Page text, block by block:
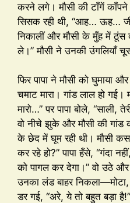
करने लगे। मौसी की टाँगें काँपने
सिसक रही थी, “आह… ऊह…
निकालीं और मौसी के मुँह में ठूंस
ले।” मौसी ने उनकी उंगलियाँ
फिर पापा ने मौसी को घुमाया
चमाट मारा। गांड लाल हो
मारो…” पर पापा बोले, “साली,
वो नीचे झुके और मौसी की
के छेद में घूम रही थी। मौसी
कर रहे हो?” पापा हँसे, “गंदा
को पागल कर देगा।” वो उठे और
उनका लंड बाहर
डर गई, “अरे, ये तो बहुत बड़ा है!”